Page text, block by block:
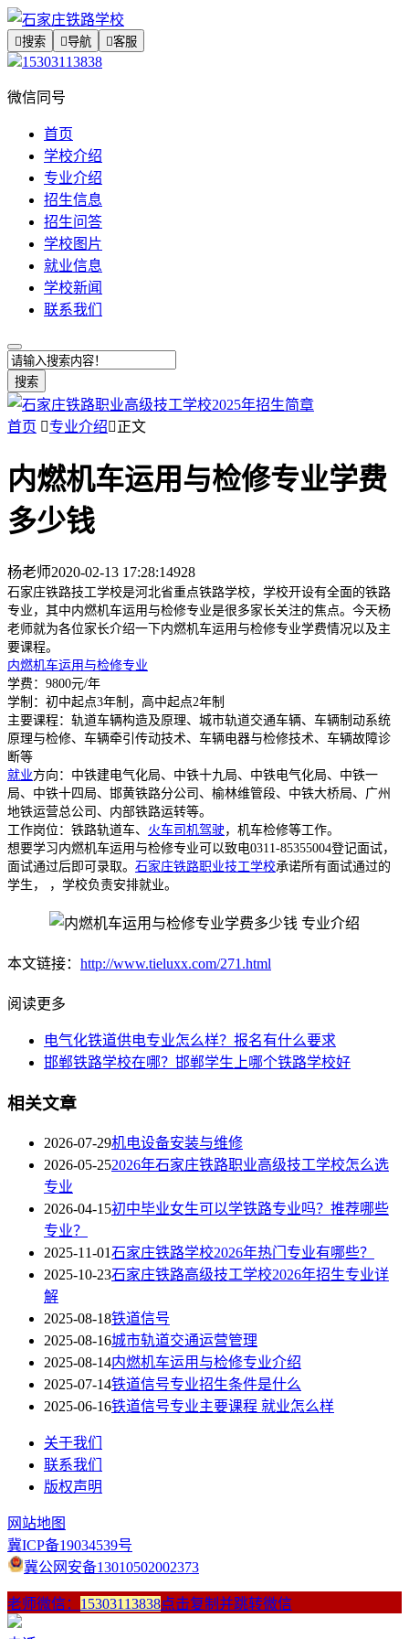
搜索 导航 客服
15303113838
微信同号
首页
学校介绍
专业介绍
招生信息
招生问答
学校图片
就业信息
学校新闻
联系我们
搜索
首页 专业介绍正文
内燃机车运用与检修专业学费
多少钱
杨老师2020-02-13 17:28:14928
石家庄铁路技工学校是河北省重点铁路学校，学校开设有全面的铁路
专业，其中内燃机车运用与检修专业是很多家长关注的焦点。今天杨
老师就为各位家长介绍一下内燃机车运用与检修专业学费情况以及主
要课程。
内燃机车运用与检修专业
学费：9800元/年
学制：初中起点3年制，高中起点2年制
主要课程：轨道车辆构造及原理、城市轨道交通车辆、车辆制动系统
原理与检修、车辆牵引传动技术、车辆电器与检修技术、车辆故障诊
断等
就业方向：中铁建电气化局、中铁十九局、中铁电气化局、中铁一
局、中铁十四局、邯黄铁路分公司、榆林维管段、中铁大桥局、广州
地铁运营总公司、内部铁路运转等。
工作岗位：铁路轨道车、 火车司机驾驶 ，机车检修等工作。
想要学习内燃机车运用与检修专业可以致电0311-85355004登记面试，
面试通过后即可录取。 石家庄铁路职业技工学校承诺所有面试通过的
学生， ，学校负责安排就业。
本文链接： http://www.tieluxx.com/271.html
阅读更多
电气化铁道供电专业怎么样？报名有什么要求
邯郸铁路学校在哪？邯郸学生上哪个铁路学校好
相关文章
2026-07-29机电设备安装与维修
2026-05-252026年石家庄铁路职业高级技工学校怎么选
专业
2026-04-15初中毕业女生可以学铁路专业吗？推荐哪些
专业？
2025-11-01石家庄铁路学校2026年热门专业有哪些？
2025-10-23石家庄铁路高级技工学校2026年招生专业详
解
2025-08-18铁道信号
2025-08-16城市轨道交通运营管理
2025-08-14内燃机车运用与检修专业介绍
2025-07-14铁道信号专业招生条件是什么
2025-06-16铁道信号专业主要课程 就业怎么样
关于我们
联系我们
版权声明
网站地图
冀ICP备19034539号
冀公网安备13010502002373
老师微信： 15303113838点击复制并跳转微信